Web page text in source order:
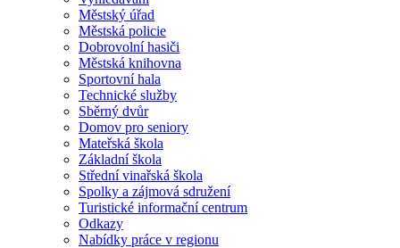
Městský úřad
Městská policie
Dobrovolní hasiči
Městská knihovna
Sportovní hala
Technické služby
Sběrný dvůr
Domov pro seniory
Mateřská škola
Základní škola
Střední vinařská škola
Spolky a zájmová sdružení
Turistické informační centrum
Odkazy
Nabídky práce v regionu